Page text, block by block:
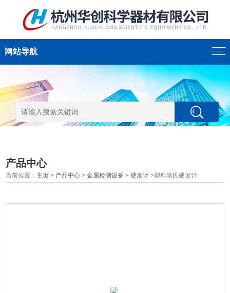
网站导航
产品中心
当前位置： 主页 > 产品中心 >金属检测设备 >硬度计 >塑料洛氏硬度计